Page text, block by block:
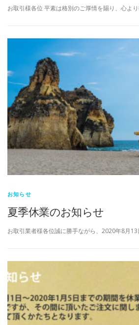
お取引様各位 平素は格別のご厚情を賜り、心よ
お知らせ
夏季休業のお知らせ
お取引業者様各位誠に勝手ながら、2020年8月